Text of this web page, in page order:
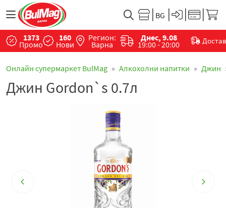
1373
Промо
160
Нови
Регион:
Варна
Днес, 9.08
19:00 - 20:00
Онлайн супермаркет BulMag Алкохолни напитки Джин
Джин Gordon`s 0.7л